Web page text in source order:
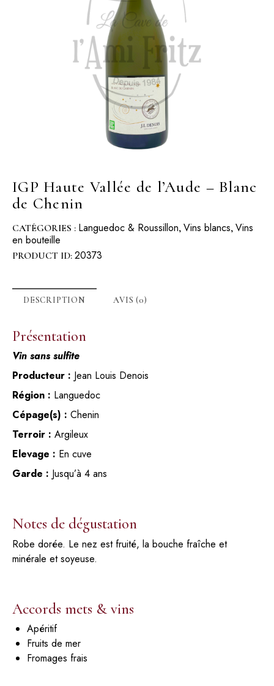
IGP Haute Vallée de l’Aude – Blanc
de Chenin
CATÉGORIES : Languedoc & Roussillon, Vins blancs, Vins
en bouteille
PRODUCT ID: 20373
DESCRIPTION AVIS (0)
Présentation
Vin sans sulfite
Producteur : Jean Louis Denois
Région : Languedoc
Cépage(s) : Chenin
Terroir : Argileux
Elevage : En cuve
Garde : Jusqu’à 4 ans
Notes de dégustation
Robe dorée. Le nez est fruité, la bouche fraîche et
minérale et soyeuse.
Accords mets & vins
Apéritif
Fruits de mer
Fromages frais